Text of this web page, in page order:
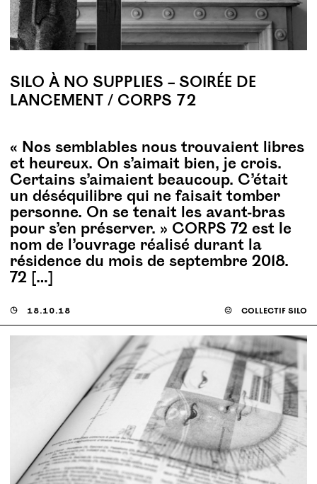
SILO À NO SUPPLIES – SOIRÉE DE
LANCEMENT / CORPS 72
« Nos semblables nous trouvaient libres
et heureux. On s’aimait bien, je crois.
Certains s’aimaient beaucoup. C’était
un déséquilibre qui ne faisait tomber
personne. On se tenait les avant-bras
pour s’en préserver. » CORPS 72 est le
nom de l’ouvrage réalisé durant la
résidence du mois de septembre 2018.
72 […]
◶ 18.10.18 ☺ collectif silo